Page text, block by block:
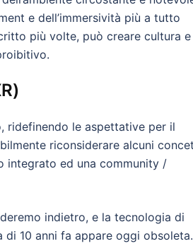
e dell’immersività più a tutto
più volte, può creare cultura e
ridefinendo le aspettative per il
riconsiderare alcuni
integrato ed una community /
indietro, e la tecnologia di
10 anni fa appare oggi obsoleta.